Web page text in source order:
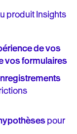
produit Insights
de vos
vos formulaires
pour